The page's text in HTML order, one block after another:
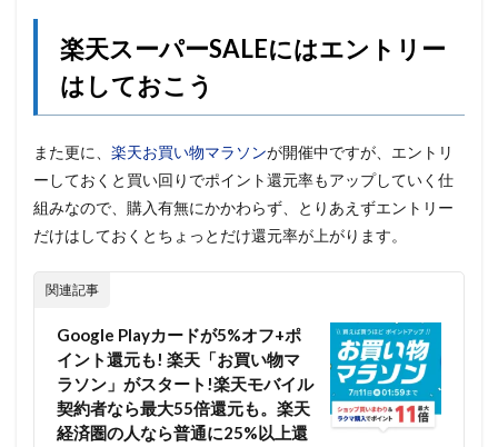
楽天スーパーSALEにはエントリー
はしておこう
また更に、 楽天お買い物マラソンが開催中ですが、エントリ
ーしておくと買い回りでポイント還元率もアップしていく仕
組みなので、購入有無にかかわらず、とりあえずエントリー
だけはしておくとちょっとだけ還元率が上がります。
関連記事
Google Playカードが5%オフ+ポ
イント還元も! 楽天「お買い物マ
ラソン」がスタート!楽天モバイル
契約者なら最大55倍還元も。楽天
経済圏の人なら普通に25%以上還